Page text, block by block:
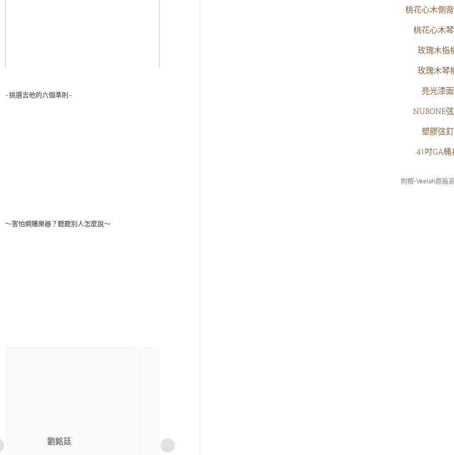
桃花心木側
桃花心木
玫瑰木指
玫瑰木琴
亮光漆面
NUBONE
塑膠弦釘
41吋GA桶
附贈-Veelah原廠
-挑選吉他的六個準則-
～害怕網購樂器？聽聽別人怎麼說～
洪貫傑